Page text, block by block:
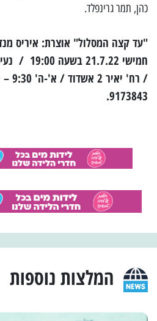
כהן, תמר גרינפלד.
"עד קצה המסלול" אוצרת: איריס
9173843.
המלצות נוספות